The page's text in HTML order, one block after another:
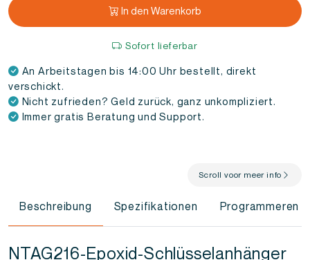
Sortiert
Menge
In den Warenkorb
Sofort lieferbar
An Arbeitstagen bis 14:00 Uhr bestellt, direkt
verschickt.
Nicht zufrieden? Geld zurück, ganz unkompliziert.
Immer gratis Beratung und Support.
Scroll voor meer info
Beschreibung Spezifikationen Programmeren
NTAG216-Epoxid-Schlüsselanhänger